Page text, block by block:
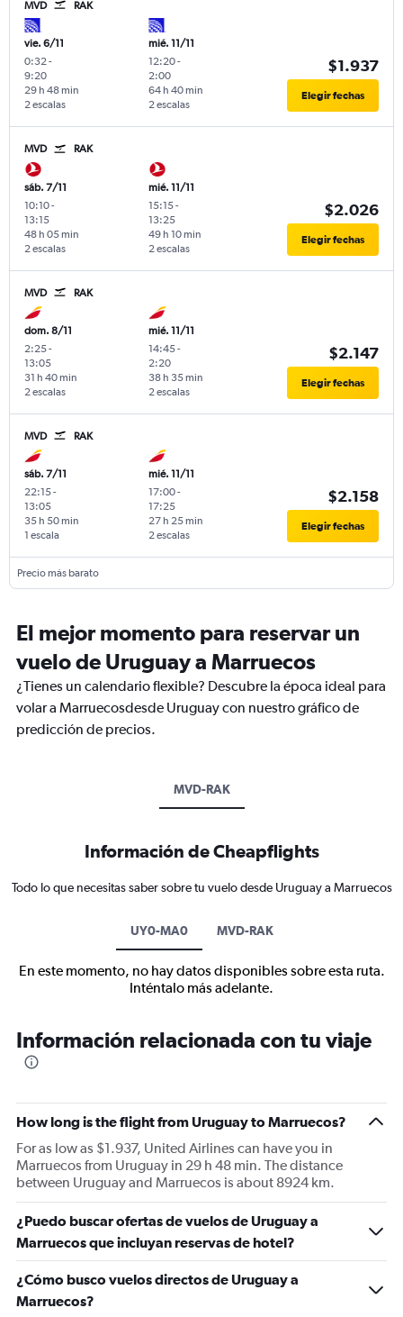
MVD RAK
vie. 6/11
0:32-
9:20
2 escalas
29 h 48 min
mié. 11/11
12:20-
2:00
2 escalas
64 h 40 min
$1.937
Elegir fechas
MVD RAK
sáb. 7/11
10:10-
13:15
2 escalas
48 h 05 min
mié. 11/11
15:15-
13:25
2 escalas
49 h 10 min
$2.026
Elegir fechas
MVD RAK
dom. 8/11
2:25-
13:05
2 escalas
31 h 40 min
mié. 11/11
14:45-
2:20
2 escalas
38 h 35 min
$2.147
Elegir fechas
MVD RAK
sáb. 7/11
22:15-
13:05
1 escala
35 h 50 min
mié. 11/11
17:00-
17:25
2 escalas
27 h 25 min
$2.158
Elegir fechas
Precio más barato
El mejor momento para reservar un
vuelo de Uruguay a Marruecos
¿Tienes un calendario flexible? Descubre la época ideal para
volar a Marruecosdesde Uruguay con nuestro gráfico de
predicción de precios.
MVD-RAK
Información de Cheapflights
Todo lo que necesitas saber sobre tu vuelo desde Uruguay a Marruecos
UY0-MA0 MVD-RAK
En este momento, no hay datos disponibles sobre esta ruta.
Inténtalo más adelante.
Información relacionada con tu viaje
How long is the flight from Uruguay to Marruecos?
For as low as $1.937, United Airlines can have you in
Marruecos from Uruguay in 29 h 48 min. The distance
between Uruguay and Marruecos is about 8924 km.
¿Puedo buscar ofertas de vuelos de Uruguay a
Marruecos que incluyan reservas de hotel?
¿Cómo busco vuelos directos de Uruguay a
Marruecos?